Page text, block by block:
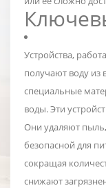
Устройства,
получают воду из
специальные
воды. Эти
Они удаляют
безопасной для
сокращая
снижают